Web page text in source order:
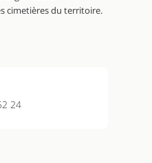
cimetières du territoire.
24